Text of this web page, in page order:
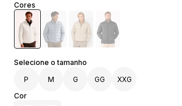
Cores
P M G GG
XXG
Cor